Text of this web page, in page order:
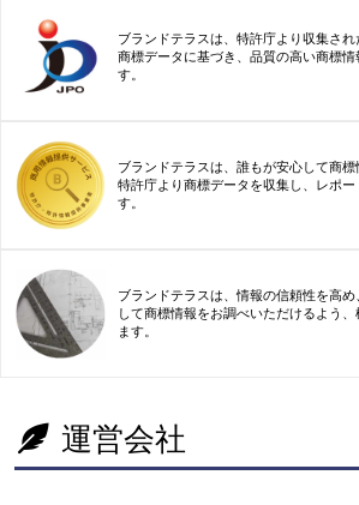
ブランドテラスは、特許庁より収集さ
商標データに基づき、品質の高い商標
す。
ブランドテラスは、誰もが安心して商標
特許庁より商標データを収集し、レポ
す。
ブランドテラスは、情報の信頼性を高
して商標情報をお調べいただけるよう
ます。
運営会社